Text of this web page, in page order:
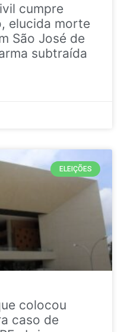
cumpre
elucida morte
São José de
subtraída
ELEIÇÕES
colocou
caso de